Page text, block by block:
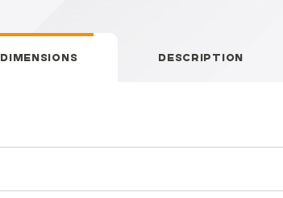
DIMENSIONS DESCRIPTION